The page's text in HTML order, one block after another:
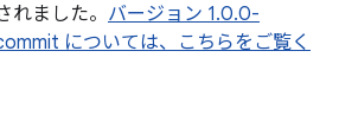
れました。 バージョン 1.0.0-
については、こちらをご覧く